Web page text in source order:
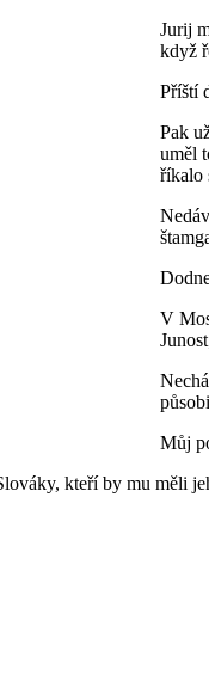
Jurij
když
Příští
Pak
uměl
říkalo
V
Můj
kteří by mu měli